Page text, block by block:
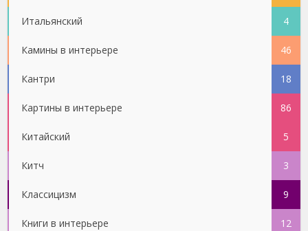
Итальянский 4
Камины в интерьере 46
Кантри 18
Картины в интерьере 86
Китайский 5
Китч 3
Классицизм 9
Книги в интерьере 12